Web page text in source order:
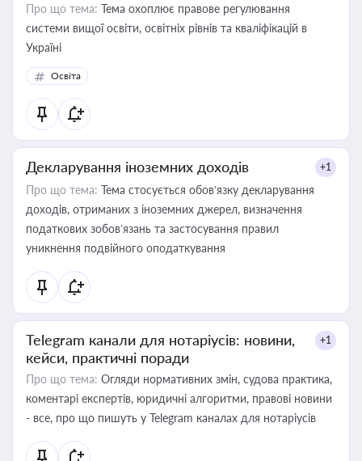
Про що тема: Тема охоплює правове регулювання
системи вищої освіти, освітніх рівнів та кваліфікацій в
Україні
Освіта
Декларування іноземних доходів +1
Про що тема: Тема стосується обов’язку декларування
доходів, отриманих з іноземних джерел, визначення
податкових зобов’язань та застосування правил
уникнення подвійного оподаткування
Telegram канали для нотаріусів: новини,
кейси, практичні поради
+1
Про що тема: Огляди нормативних змін, судова практика,
коментарі експертів, юридичні алгоритми, правові новини
- все, про що пишуть у Telegram каналах для нотаріусів